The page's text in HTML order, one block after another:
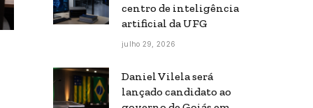
centro de inteligência
artificial da UFG
julho 29, 2026
Daniel Vilela será
lançado candidato ao